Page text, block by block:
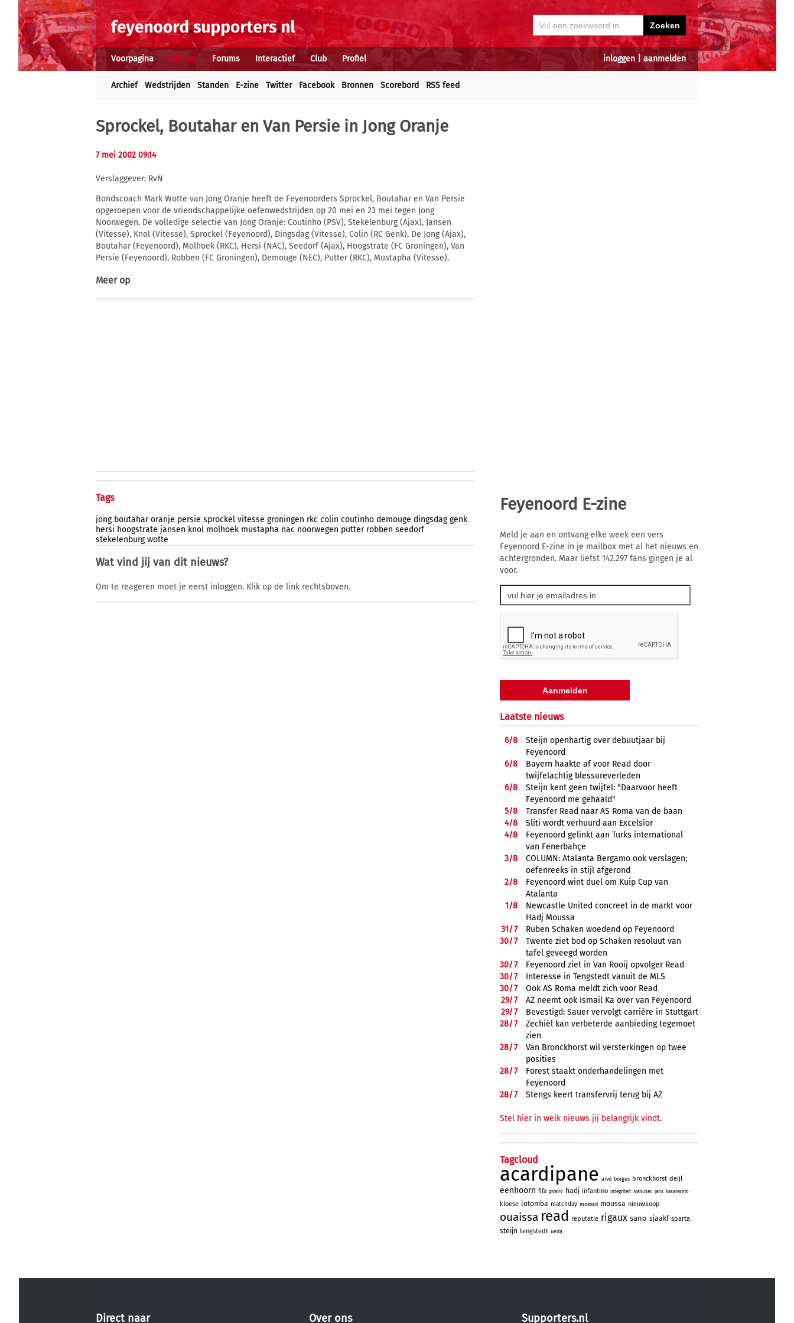
inloggen aanmelden
Voorpagina Nieuws Forums Interactief Club Profiel
Archief Wedstrijden Standen E-zine Twitter Facebook Bronnen Scorebord RSS feed
Sprockel, Boutahar en Van Persie in Jong Oranje
7 mei 2002 09:14
Verslaggever: RvN
Bondscoach Mark Wotte van Jong Oranje heeft de Feyenoorders Sprockel, Boutahar en Van Persie
opgeroepen voor de vriendschappelijke oefenwedstrijden op 20 mei en 23 mei tegen Jong
Noorwegen. De volledige selectie van Jong Oranje: Coutinho (PSV), Stekelenburg (Ajax), Jansen
(Vitesse), Knol (Vitesse), Sprockel (Feyenoord), Dingsdag (Vitesse), Colin (RC Genk), De Jong (Ajax),
Boutahar (Feyenoord), Molhoek (RKC), Hersi (NAC), Seedorf (Ajax), Hoogstrate (FC Groningen), Van
Persie (Feyenoord), Robben (FC Groningen), Demouge (NEC), Putter (RKC), Mustapha (Vitesse).
Meer op
Tags
jong boutahar oranje persie sprockel vitesse groningen rkc colin coutinho demouge dingsdag genk
hersi hoogstrate jansen knol molhoek mustapha nac noorwegen putter robben seedorf
stekelenburg wotte
Wat vind jij van dit nieuws?
Om te reageren moet je eerst inloggen. Klik op de link rechtsboven.
Feyenoord E-zine
Meld je aan en ontvang elke week een vers
Feyenoord E-zine in je mailbox met al het nieuws en
achtergronden. Maar liefst 142.297 fans gingen je al
voor.
Laatste nieuws
6/8
Steijn openhartig over debuutjaar bij
Feyenoord
6/8
Bayern haakte af voor Read door
twijfelachtig blessureverleden
6/8
Steijn kent geen twijfel: "Daarvoor heeft
Feyenoord me gehaald"
5/8
Transfer Read naar AS Roma van de baan
4/8
Sliti wordt verhuurd aan Excelsior
4/8
Feyenoord gelinkt aan Turks international
van Fenerbahçe
3/8
COLUMN: Atalanta Bergamo ook verslagen;
oefenreeks in stijl afgerond
2/8
Feyenoord wint duel om Kuip Cup van
Atalanta
1/8
Newcastle United concreet in de markt voor
Hadj Moussa
31/7
Ruben Schaken woedend op Feyenoord
30/7
Twente ziet bod op Schaken resoluut van
tafel geveegd worden
30/7
Feyenoord ziet in Van Rooij opvolger Read
30/7
Interesse in Tengstedt vanuit de MLS
30/7
Ook AS Roma meldt zich voor Read
29/7
AZ neemt ook Ismail Ka over van Feyenoord
29/7
Bevestigd: Sauer vervolgt carrière in Stuttgart
28/7
Zechiël kan verbeterde aanbieding tegemoet
zien
28/7
Van Bronckhorst wil versterkingen op twee
posities
28/7
Forest staakt onderhandelingen met
Feyenoord
28/7 Stengs keert transfervrij terug bij AZ
Stel hier in welk nieuws jij belangrijk vindt.
Tagcloud
acardipane aivd borges bronckhorst deijl
eenhoorn fifa givairo hadj infantino integriteit ivanusec jans kasanwirjo
kloese lotomba matchday mossad moussa nieuwkoop
ouaissa read reputatie rigaux sano sjaakf sparta
steijn tengstedt ueda
Direct naar Over ons Supporters.nl